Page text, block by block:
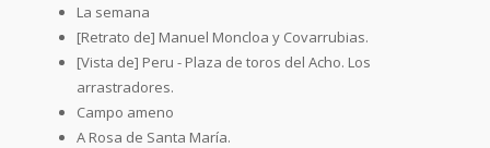
La semana
[Retrato de] Manuel Moncloa y Covarrubias.
[Vista de] Peru - Plaza de toros del Acho. Los
arrastradores.
Campo ameno
A Rosa de Santa María.